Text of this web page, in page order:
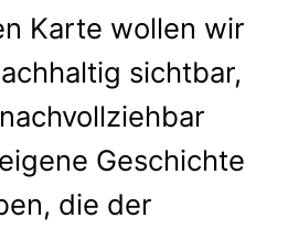
d
n
d
r
S
Karte wollen wir
sichtbar,
Geschichte
die der